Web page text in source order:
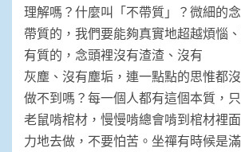
理解嗎？什麼叫「不帶質」？微細的
帶質的，我們要能夠真實地超越煩惱
有質的，念頭裡沒有渣渣、沒有
灰塵、沒有塵垢，連一點點的思惟都
做不到嗎？每一個人都有這個本質，
老鼠啃棺材，慢慢啃總會啃到棺材裡
力地去做，不要怕苦。坐禪有時候是